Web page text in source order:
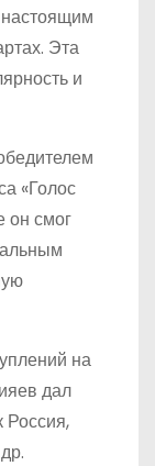
настоящим
Эта
и
«Голос
он смог
на
дал
Россия,